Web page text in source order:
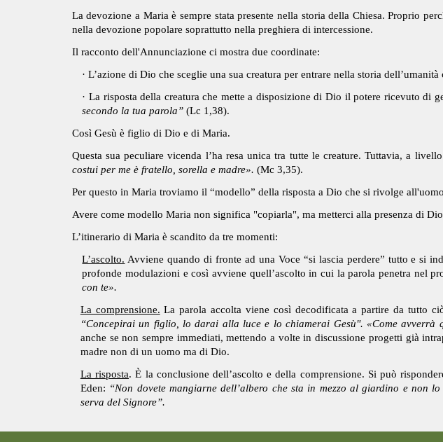
La devozione a Maria è sempre stata presente nella storia della Chiesa. Proprio
nella devozione popolare soprattutto nella preghiera di intercessione.
Il racconto dell'Annunciazione ci mostra due coordinate:
· L’azione di Dio che sceglie una sua creatura per entrare nella storia
· La risposta della creatura che mette a disposizione di Dio il potere ricevuto di
secondo la tua parola” (Lc 1,38).
Così Gesù è figlio di Dio e di Maria.
Questa sua peculiare vicenda l’ha resa unica tra tutte le creature. Tuttavia, a
costui per me è fratello, sorella e madre». (Mc 3,35).
Per questo in Maria troviamo il “modello” della risposta a Dio che si rivolge
Avere come modello Maria non significa "copiarla", ma metterci alla presenza di
L’itinerario di Maria è scandito da tre momenti:
L’ascolto. Avviene quando di fronte ad una Voce “si lascia perdere” tutto e si
profonde modulazioni e così avviene quell’ascolto in cui la parola penetra nel
con te».
La comprensione. La parola accolta viene così decodificata a partire da tutto
“Concepirai un figlio, lo darai alla luce e lo chiamerai Gesù". «Come avverrà
anche se non sempre immediati, mettendo a volte in discussione progetti già
madre non di un uomo ma di Dio.
La risposta. È la conclusione dell’ascolto e della comprensione. Si può
Eden: “Non dovete mangiarne dell’albero che sta in mezzo al giardino e non
serva del Signore”.